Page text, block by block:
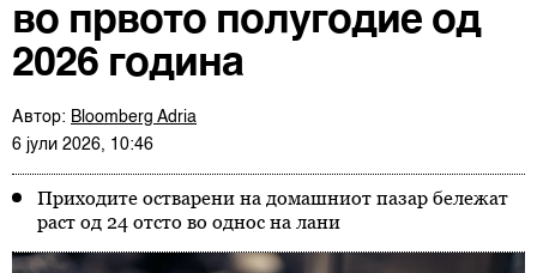
во првото полугодие од
2026 година
Автор: Bloomberg Adria
6 јули 2026, 10:46
Приходите остварени на домашниот пазар бележат
раст од 24 отсто во однос на лани